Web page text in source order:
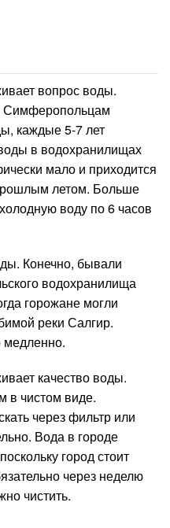
вопрос воды.
каждые 5-7 лет
в водохранилищах
мало и приходится
летом. Больше
воду по 6 часов
Конечно, бывали
водохранилища
горожане могли
реки Салгир.
качество воды.
в чистом виде.
через фильтр или
Вода в городе
город стоит
через неделю
чистить.